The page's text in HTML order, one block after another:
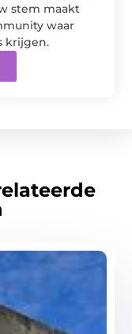
stem maakt
waar
krijgen.